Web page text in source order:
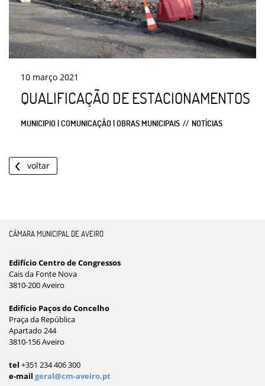
10 março 2021
QUALIFICAÇÃO DE ESTACIONAMENTOS
MUNICIPIO | COMUNICAÇÃO | OBRAS MUNICIPAIS NOTÍCIAS
voltar
CÂMARA MUNICIPAL DE AVEIRO
Edifício Centro de Congressos
Cais da Fonte Nova
3810-200 Aveiro
Edifício Paços do Concelho
Praça da República
Apartado 244
3810-156 Aveiro
tel +351 234 406 300
e-mail geral@cm-aveiro.pt